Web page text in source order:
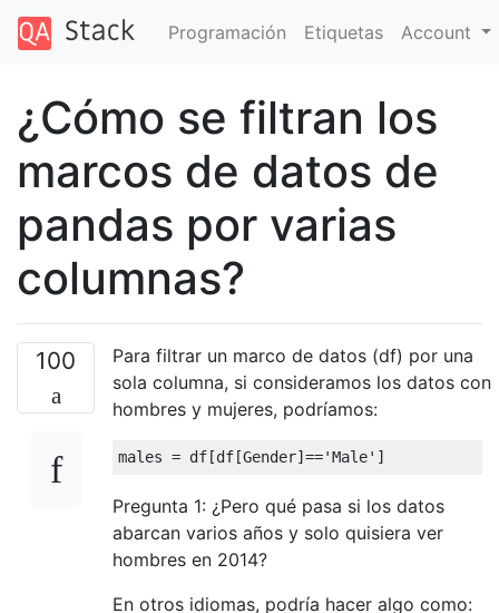
Programación Etiquetas Account
¿Cómo se filtran los
marcos de datos de
pandas por varias
columnas?
100
Para filtrar un marco de datos (df) por una
sola columna, si consideramos los datos con
hombres y mujeres, podríamos:
males = df[df[Gender]=='Male' ]
Pregunta 1: ¿Pero qué pasa si los datos
abarcan varios años y solo quisiera ver
hombres en 2014?
En otros idiomas, podría hacer algo como: